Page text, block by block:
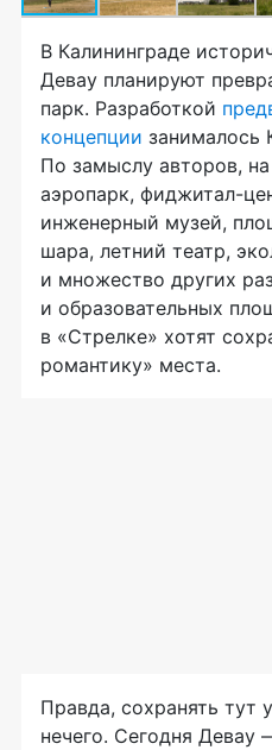
В Калининграде
Девау планируют
парк. Разработкой
концепции занималось
По замыслу авторов, на
аэропарк, фиджитал-
инженерный музей,
шара, летний театр,
и множество других
и образовательных
в «Стрелке» хотят
романтику» места.
Правда, сохранять тут
нечего. Сегодня Девау